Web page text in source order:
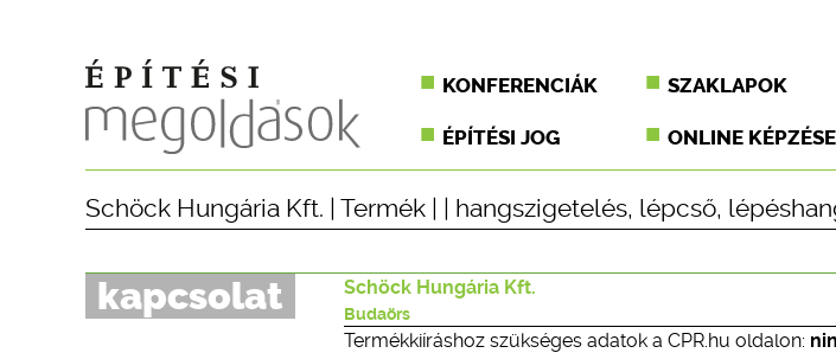
KONFERENCIÁK SZAKLAPOK
ÉPÍTÉSI JOG ONLINE
Schöck Hungária Kft. Termék hangszigetelés, lépcső,
kapcsolat Schöck Hungária Kft.
Budaörs
Termékkiíráshoz szükséges adatok a CPR.hu oldalon: